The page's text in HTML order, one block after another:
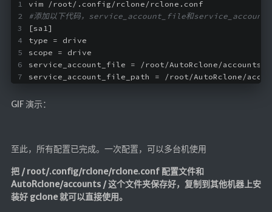
vim /root/.config/rclone/rclone.conf
#添加以下代码，service_account_file和
[sa1]
type = drive
scope = drive
service_account_file = /root/AutoRclone/accounts/
service_account_file_path = /root/AutoRclone/
GIF 演示：
至此，所有配置已完成。一次配置，可以多台机使用
把 / root/.config/rclone/rclone.conf 配置文件和
AutoRclone/accounts / 这个文件夹保存好，复制到其他机器上安
装好 gclone 就可以直接使用。